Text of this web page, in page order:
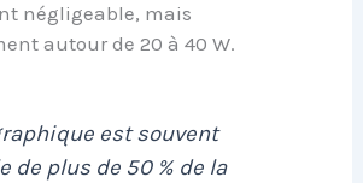
négligeable, mais
autour de 20 à 40 W.
est souvent
de plus de 50 % de la